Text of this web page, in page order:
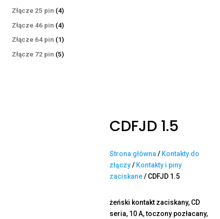
Złącze 25 pin 44
produkty
Złącze 46 pin 44
produkty
Złącze 64 pin 11
produkt
Złącze 72 pin 55
CDFJD 1.5
Strona główna / Kontakty do
złączy/ Kontakty i piny
zaciskane/ CDFJD 1.5
żeński kontakt zaciskany, CD
seria, 10 A, toczony pozłacany,